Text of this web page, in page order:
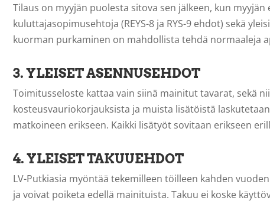
Tilaus on myyjän puolesta sitova sen jälkeen, kun
kuluttajasopimusehtoja (REYS-8 ja RYS-9 ehdot) sekä
kuorman purkaminen on mahdollista tehdä normaaleja
3. YLEISET ASENNUSEHDOT
Toimitusseloste kattaa vain siinä mainitut tavarat, sekä
kosteusvauriokorjauksista ja muista lisätöistä
matkoineen erikseen. Kaikki lisätyöt sovitaan erikseen
4. YLEISET TAKUUEHDOT
LV-Putkiasia myöntää tekemilleen töilleen kahden
ja voivat poiketa edellä mainituista. Takuu ei koske